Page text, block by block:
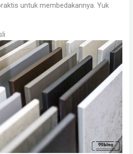
untuk membedakannya. Yuk